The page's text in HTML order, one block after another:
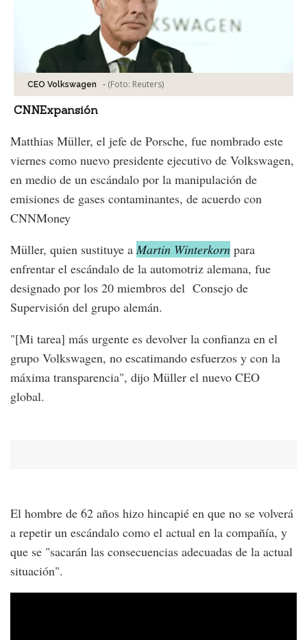
CEO Volkswagen - (Foto: Reuters)
CNNExpansión
Matthias Müller, el jefe de Porsche, fue nombrado este
viernes como nuevo presidente ejecutivo de Volkswagen,
en medio de un escándalo por la manipulación de
emisiones de gases contaminantes, de acuerdo con
CNNMoney
Müller, quien sustituye a Martin Winterkorn para
enfrentar el escándalo de la automotriz alemana, fue
designado por los 20 miembros del Consejo de
Supervisión del grupo alemán.
"[Mi tarea] más urgente es devolver la confianza en el
grupo Volkswagen, no escatimando esfuerzos y con la
máxima transparencia", dijo Müller el nuevo CEO
global.
El hombre de 62 años hizo hincapié en que no se volverá
a repetir un escándalo como el actual en la compañía, y
que se "sacarán las consecuencias adecuadas de la actual
situación".